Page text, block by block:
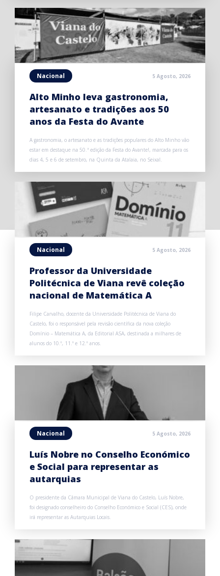
Nacional 5 Agosto, 2026
Alto Minho leva gastronomia,
artesanato e tradições aos 50
anos da Festa do Avante
A gastronomia, o artesanato e as tradições populares do Alto Minho vão
estar em destaque na 50.ª edição da Festa do Avante!, marcada para os
dias 4, 5 e 6 de setembro, na Quinta da Atalaia, no Seixal.
Nacional 5 Agosto, 2026
Professor da Universidade
Politécnica de Viana revê coleção
nacional de Matemática A
Filipe Carvalho, docente da Universidade Politécnica de Viana do
Castelo, foi o responsável pela revisão científica da nova coleção
Domínio – Matemática A, da Editorial ASA, destinada a milhares de
alunos do 10.º, 11.º e 12.º anos.
Nacional 5 Agosto, 2026
Luís Nobre no Conselho Económico
e Social para representar as
autarquias
O presidente da Câmara Municipal de Viana do Castelo, Luís Nobre,
foi designado conselheiro do Conselho Económico e Social (CES), onde
irá representar as Autarquias Locais.